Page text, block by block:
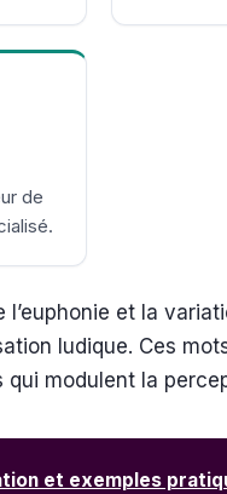
de
et la
ludique. Ces
modulent la
et exemples